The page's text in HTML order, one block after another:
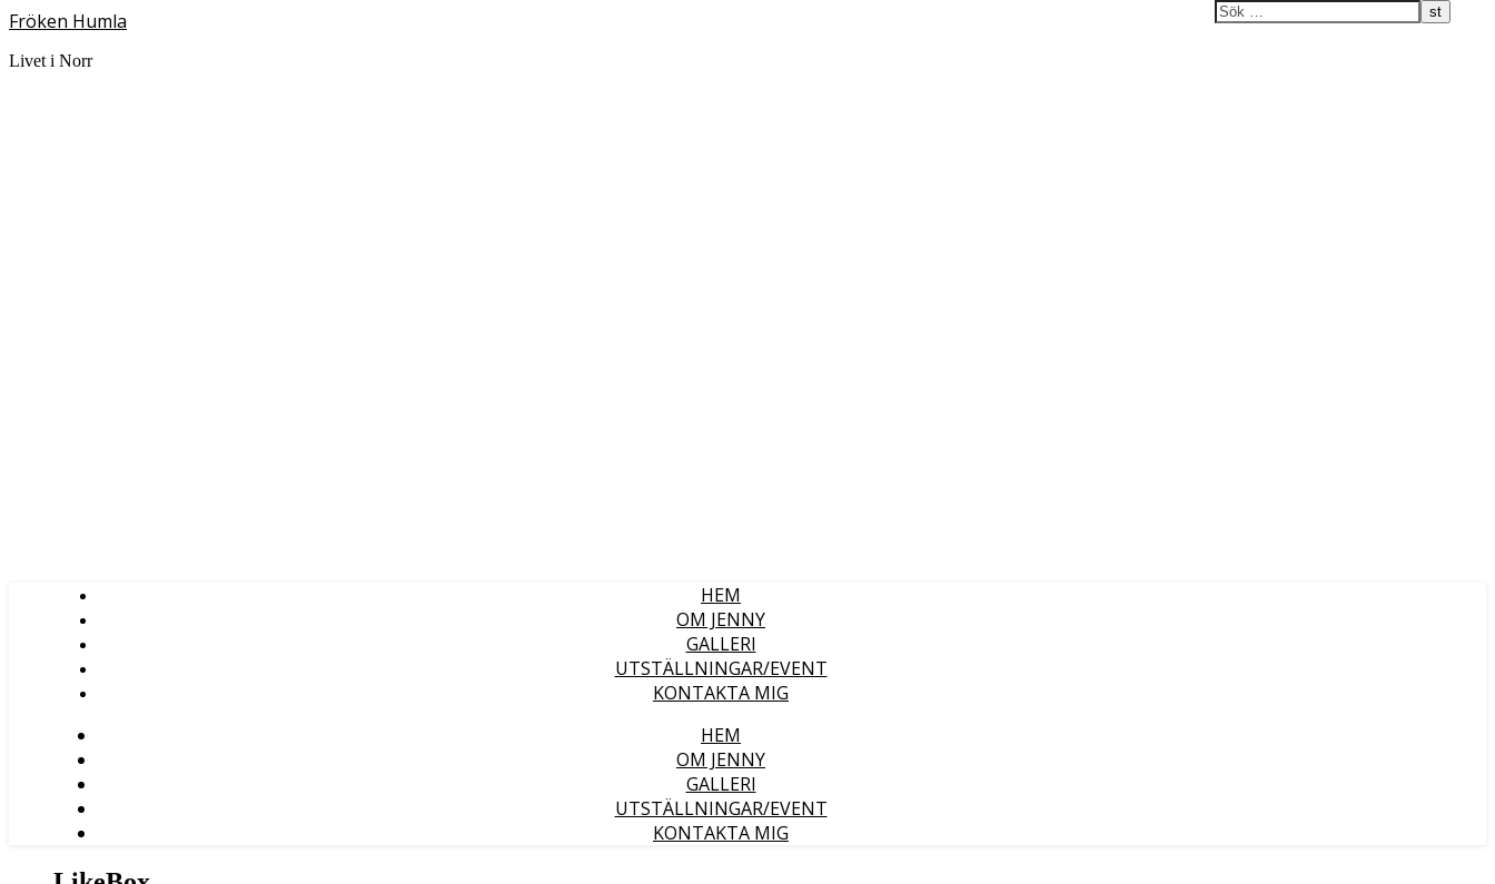
Fröken Humla
Livet i Norr
HEM
OM JENNY
GALLERI
UTSTÄLLNINGAR/EVENT
KONTAKTA MIG
HEM
OM JENNY
GALLERI
UTSTÄLLNINGAR/EVENT
KONTAKTA MIG